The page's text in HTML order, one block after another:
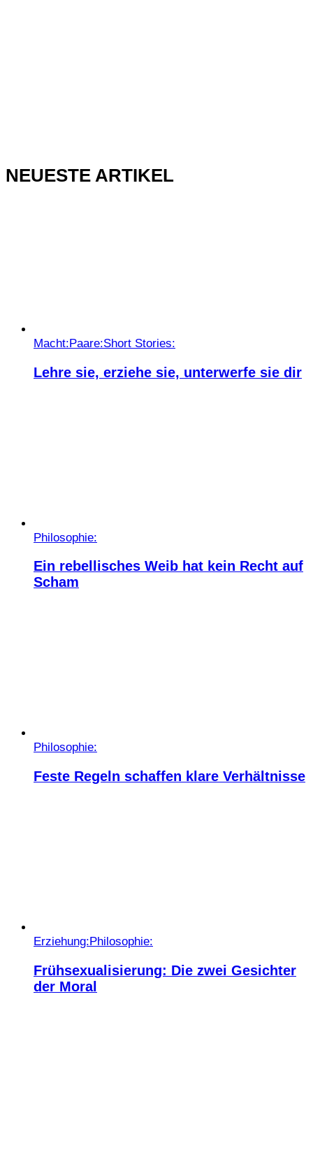
NEUESTE ARTIKEL
Macht:Paare:Short Stories:
Lehre sie, erziehe sie, unterwerfe sie dir
Philosophie:
Ein rebellisches Weib hat kein Recht auf
Scham
Philosophie:
Feste Regeln schaffen klare Verhältnisse
Erziehung:Philosophie:
Frühsexualisierung: Die zwei Gesichter
der Moral